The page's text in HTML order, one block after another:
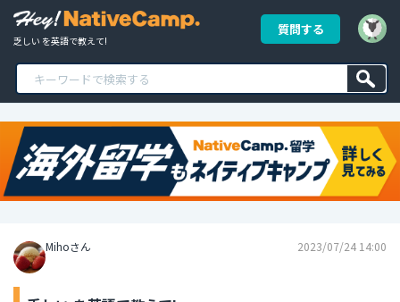
乏しい を英語で教えて!
質問する
Mihoさん 2023/07/24 14:00